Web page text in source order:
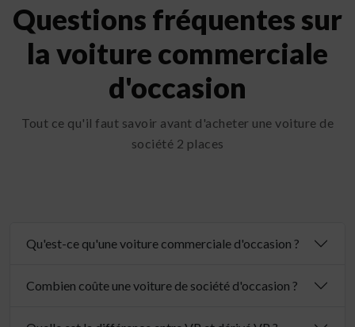
Questions fréquentes sur
la voiture commerciale
d'occasion
Tout ce qu'il faut savoir avant d'acheter une voiture de
société 2 places
Qu'est-ce qu'une voiture commerciale d'occasion ?
Combien coûte une voiture de société d'occasion ?